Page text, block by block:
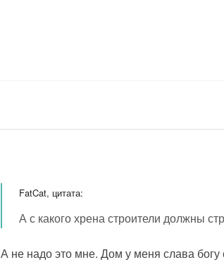
FatCat, цитата:
А с какого хрена строители должны
А не надо это мне. Дом у меня слава богу